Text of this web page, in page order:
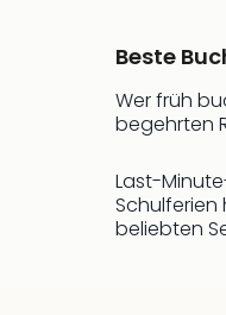
Beste
Wer früh
begehrten
Last-
Schulferien
beliebten